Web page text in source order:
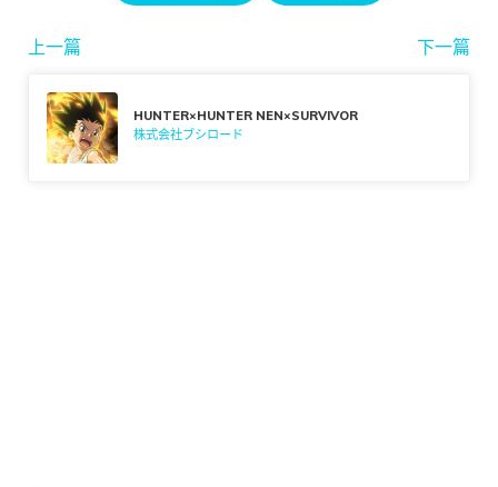
上一篇 下一篇
HUNTER×HUNTER NEN×SURVIVOR
株式会社ブシロード